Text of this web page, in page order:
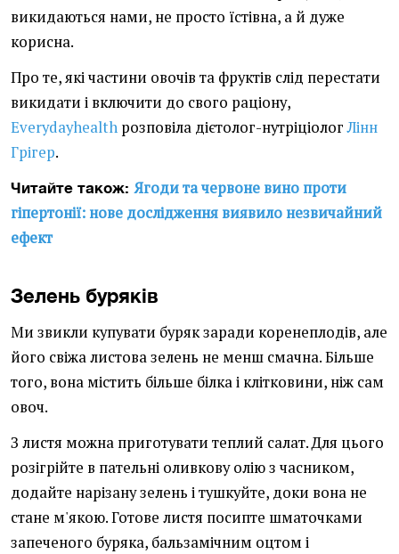
викидаються нами, не просто їстівна, а й дуже
корисна.
Про те, які частини овочів та фруктів слід перестати
викидати і включити до свого раціону,
Everydayhealth розповіла дієтолог-нутріціологЛінн
Грігер.
Читайте також: Ягоди та червоне вино проти
гіпертонії: нове дослідження виявило незвичайний
ефект
Зелень буряків
Ми звикли купувати буряк заради коренеплодів, але
його свіжа листова зелень не менш смачна. Більше
того, вона містить більше білка і клітковини, ніж сам
овоч.
З листя можна приготувати теплий салат. Для цього
розігрійте в пательні оливкову олію з часником,
додайте нарізану зелень і тушкуйте, доки вона не
стане м'якою. Готове листя посипте шматочками
запеченого буряка, бальзамічним оцтом і